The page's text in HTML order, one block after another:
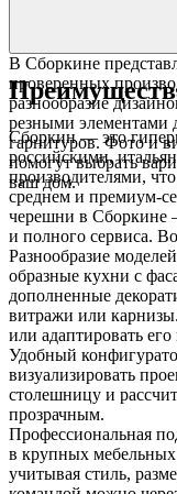
В Сборкине
проверенных
разнообразие
резными элементами
гарнитуров. Фото и
помогут выбрать
ваш дом.
Сборкин — это
российскими,
производителями,
среднем и премиум-
черешни в Сборкине
и полного сервиса.
Разнообразие
образные кухни с
дополненные
витражи или
или адаптировать
Удобный
визуализировать
столешницу и
прозрачным.
Профессиональная
в крупных мебельных
учитывая стиль,